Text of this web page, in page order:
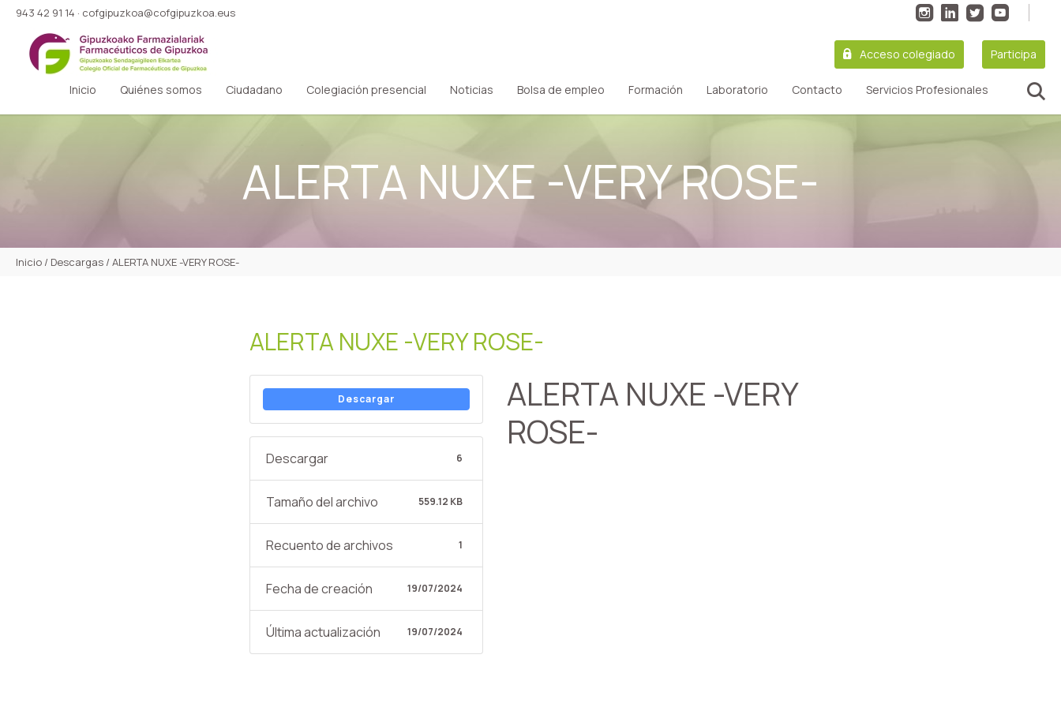
943 42 91 14 · cofgipuzkoa@cofgipuzkoa.eus
Acceso colegiado Participa
Inicio Quiénes somos Ciudadano Colegiación presencial Noticias Bolsa de empleo Formación Laboratorio Contacto Servicios Profesionales
ALERTA NUXE -VERY ROSE-
Inicio / Descargas / ALERTA NUXE -VERY ROSE-
ALERTA NUXE -VERY ROSE-
Descargar
Descargar 6
Tamaño del archivo 559.12 KB
Recuento de archivos 1
Fecha de creación 19/07/2024
Última actualización 19/07/2024
ALERTA NUXE -VERY
ROSE-